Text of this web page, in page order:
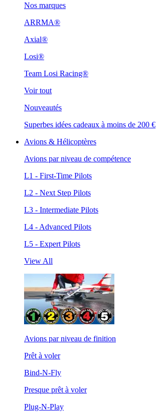
Nos marques
ARRMA®
Axial®
Losi®
Team Losi Racing®
Voir tout
Nouveautés
Superbes idées cadeaux à moins de 200 €
Avions & Hélicoptères
Avions par niveau de compétence
L1 - First-Time Pilots
L2 - Next Step Pilots
L3 - Intermediate Pilots
L4 - Advanced Pilots
L5 - Expert Pilots
View All
Avions par niveau de finition
Prêt à voler
Bind-N-Fly
Presque prêt à voler
Plug-N-Play